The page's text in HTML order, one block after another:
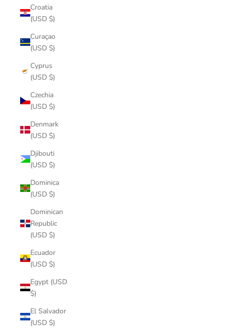
Croatia
(USD $)
Curaçao
(USD $)
Cyprus
(USD $)
Czechia
(USD $)
Denmark
(USD $)
Djibouti
(USD $)
Dominica
(USD $)
Dominican
Republic
(USD $)
Ecuador
(USD $)
Egypt (USD
$)
El Salvador
(USD $)